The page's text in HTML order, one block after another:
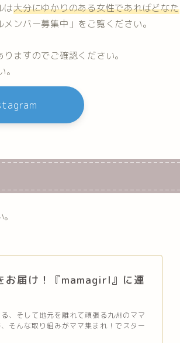
は大分にゆかりのある女性であればどなた
ンバー募集中」をご覧ください。
ますのでご確認ください。
お届け！『mamagirl』に連
、そして地元を離れて頑張る九州のママ
そんな取り組みがママ集まれ！でスター